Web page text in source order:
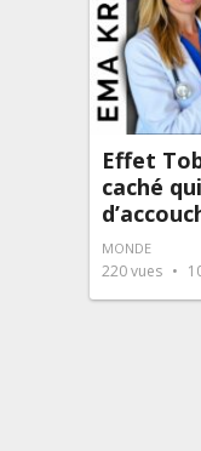
Effet
caché
MONDE
220vues